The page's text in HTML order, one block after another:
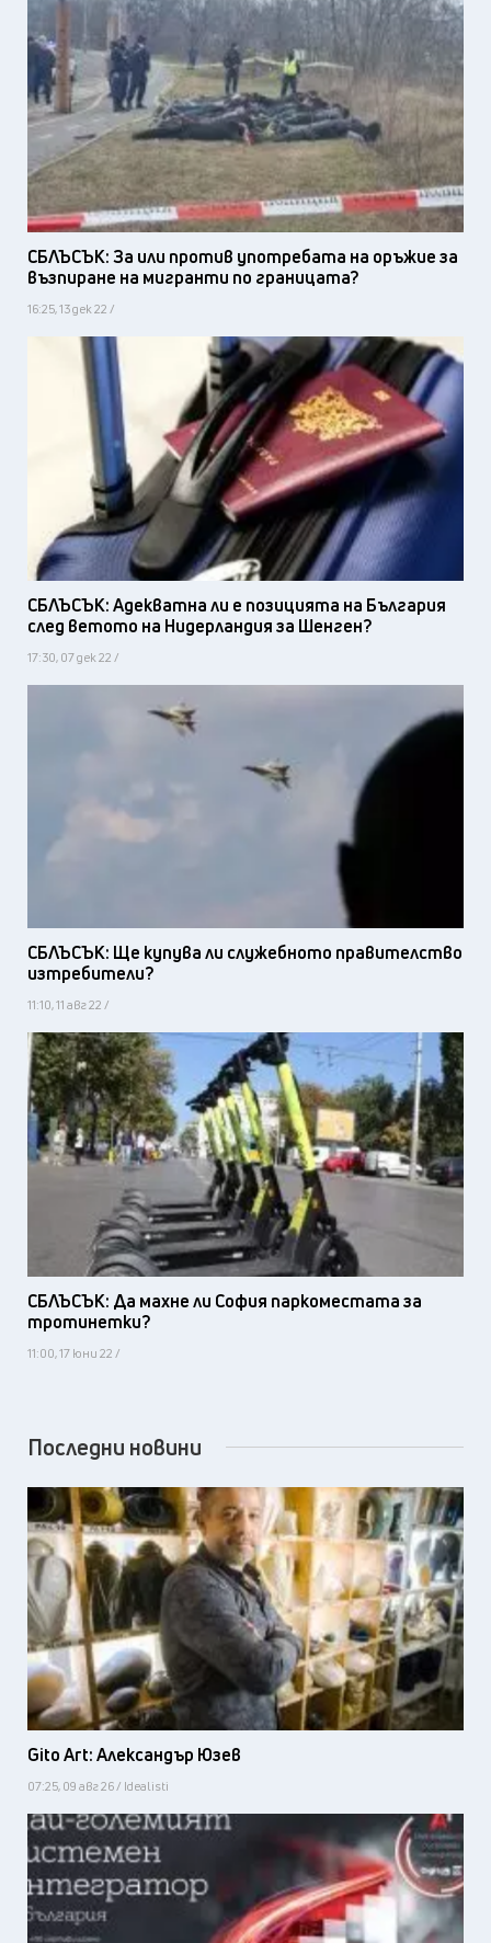
СБЛЪСЪК: За или против употребата на оръжие за
възпиране на мигранти по границата?
16:25, 13 дек 22 /
СБЛЪСЪК: Адекватна ли е позицията на България
след ветото на Нидерландия за Шенген?
17:30, 07 дек 22 /
СБЛЪСЪК: Ще купува ли служебното правителство
изтребители?
11:10, 11 авг 22 /
СБЛЪСЪК: Да махне ли София паркоместата за
тротинетки?
11:00, 17 юни 22 /
Последни новини
Gito Art: Александър Юзев
07:25, 09 авг 26 / Idealisti